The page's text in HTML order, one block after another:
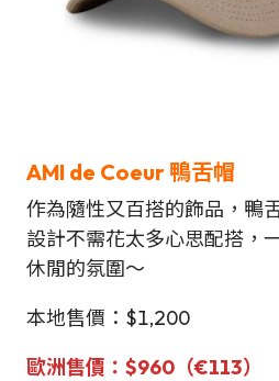
AMI de Coeur 鴨舌帽
作為隨性又百搭的飾品，鴨
設計不需花太多心思配搭，
休閒的氛圍～
本地售價：$1,200
歐洲售價：$960（€113）